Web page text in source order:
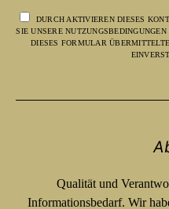
DURCH AKTIVIEREN DIESES
SIE UNSERE
DIESES FORMULAR
Qualität und
Informationsbedarf. Wir